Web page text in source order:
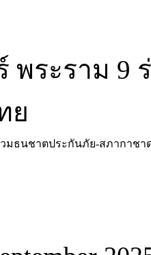
พระราม
ย
วมธนชาตประกันภัย-สภากาชา